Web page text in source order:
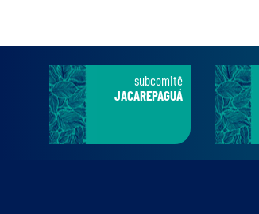
subcomitê
JACAREPAGUÁ